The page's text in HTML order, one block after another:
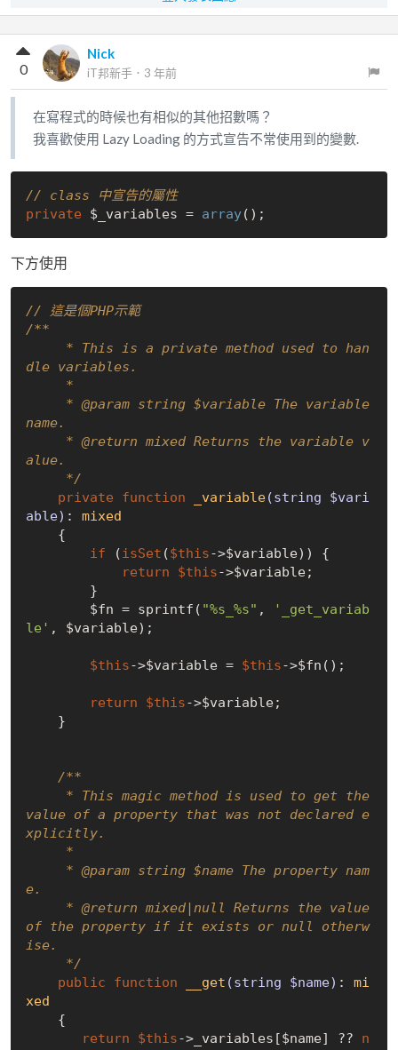
Nick
iT邦新手 ． 3 年前
0
在寫程式的時候也有相似的其他招數嗎？
我喜歡使用 Lazy Loading 的方式宣告不常使用到的變數.
// class 中宣告的屬性
private $_variables = array
下方使用
// 這是個PHP示範
/**
dle variables.
     *
@param string $variable The variable
name.
     *
@return mixed Returns the variable v
alue.
     */
private
function _variable(string $vari
able) : mixed
{
if ( isSet ($this->$variable)) {
return
$this->$variable;
        $fn = sprintf(
"%s_%s" ,
'_get_variab
le' , $variable);
$this->$variable = $this->$fn();
return $this->$variable;
/**
value of a property that was not declared e
xplicitly.
     *
@param string $name The property nam
e.
     *
@return mixed|null Returns the value
of the property if it exists or null otherw
ise.
     */
public
function __get (string $name) : mi
xed
{
return
$this->_variables[$name] ?? n